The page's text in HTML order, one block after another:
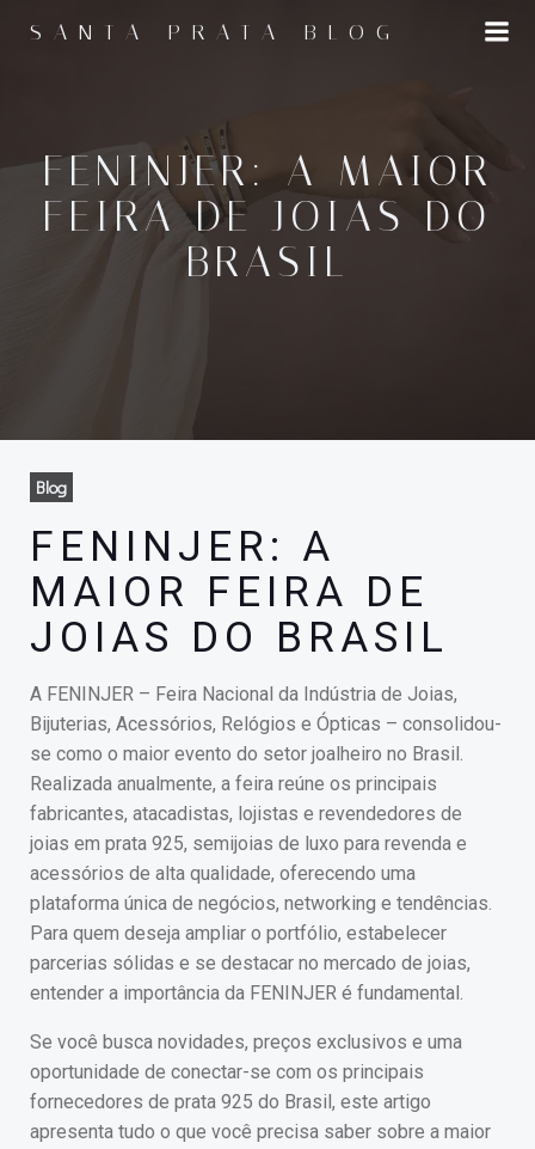
para
SANTA PRATA BLOG
FENINJER: A MAIOR
FEIRA DE JOIAS DO
BRASIL
Blog
FENINJER: A
MAIOR FEIRA DE
JOIAS DO BRASIL
A FENINJER – Feira Nacional da Indústria de Joias,
Bijuterias, Acessórios, Relógios e Ópticas – consolidou-
se como o maior evento do setor joalheiro no Brasil.
Realizada anualmente, a feira reúne os principais
fabricantes, atacadistas, lojistas e revendedores de
joias em prata 925, semijoias de luxo para revenda e
acessórios de alta qualidade, oferecendo uma
plataforma única de negócios, networking e tendências.
Para quem deseja ampliar o portfólio, estabelecer
parcerias sólidas e se destacar no mercado de joias,
entender a importância da FENINJER é fundamental.
Se você busca novidades, preços exclusivos e uma
oportunidade de conectar-se com os principais
fornecedores de prata 925 do Brasil, este artigo
apresenta tudo o que você precisa saber sobre a maior